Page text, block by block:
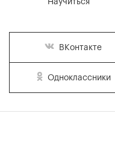
Научиться
ВКонтакте
Одноклассники